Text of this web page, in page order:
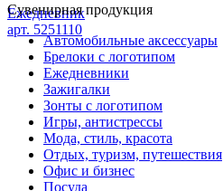
Ежедневник
арт. 5251110
Сувенирная продукция
Автомобильные аксессуары
Брелоки с логотипом
Ежедневники
Зажигалки
Зонты с логотипом
Игры, антистрессы
Мода, стиль, красота
Отдых, туризм, путешествия
Офис и бизнес
Посуда